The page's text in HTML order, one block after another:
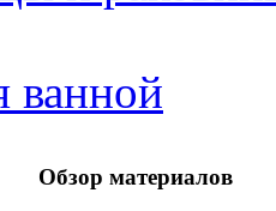
ванной
Обзор материалов